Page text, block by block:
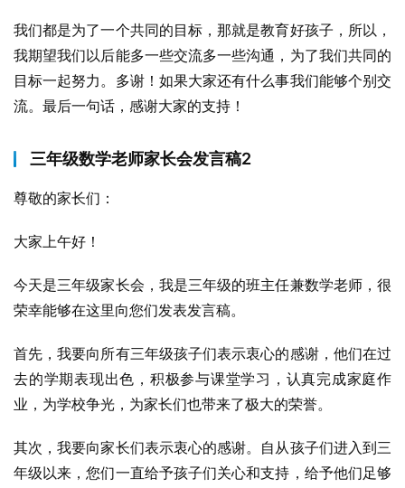
我们都是为了一个共同的目标，那就是教育好孩子，所以，
我期望我们以后能多一些交流多一些沟通，为了我们共同的
目标一起努力。多谢！如果大家还有什么事我们能够个别交
流。最后一句话，感谢大家的支持！
三年级数学老师家长会发言稿2
尊敬的家长们：
大家上午好！
今天是三年级家长会，我是三年级的班主任兼数学老师，很
荣幸能够在这里向您们发表发言稿。
首先，我要向所有三年级孩子们表示衷心的感谢，他们在过
去的学期表现出色，积极参与课堂学习，认真完成家庭作
业，为学校争光，为家长们也带来了极大的荣誉。
其次，我要向家长们表示衷心的感谢。自从孩子们进入到三
年级以来，您们一直给予孩子们关心和支持，给予他们足够